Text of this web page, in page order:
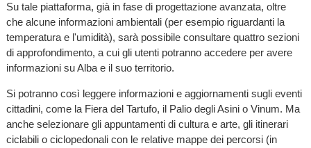
Su tale piattaforma, già in fase di progettazione avanzata, oltre
che alcune informazioni ambientali (per esempio riguardanti la
temperatura e l'umidità), sarà possibile consultare quattro sezioni
di approfondimento, a cui gli utenti potranno accedere per avere
informazioni su Alba e il suo territorio.
Si potranno così leggere informazioni e aggiornamenti sugli eventi
cittadini, come la Fiera del Tartufo, il Palio degli Asini o Vinum. Ma
anche selezionare gli appuntamenti di cultura e arte, gli itinerari
ciclabili o ciclopedonali con le relative mappe dei percorsi (in